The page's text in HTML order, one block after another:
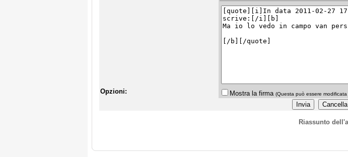
Opzioni: Mostra la firma (Questa può essere
Riassunto